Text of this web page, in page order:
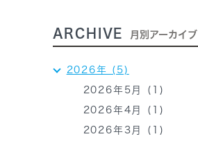
ARCHIVE 月別アーカイブ
2026年 (5)
2026年5月 (1)
2026年4月 (1)
2026年3月 (1)